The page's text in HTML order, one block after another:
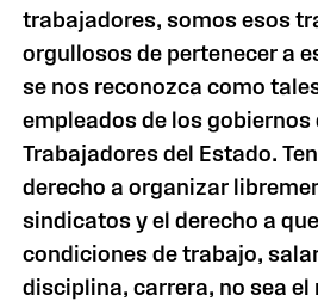
trabajadores, somos esos
orgullosos de pertenecer a
se nos reconozca como
empleados de los
Trabajadores del Estado.
derecho a organizar
sindicatos y el derecho a
condiciones de trabajo,
disciplina, carrera, no sea el